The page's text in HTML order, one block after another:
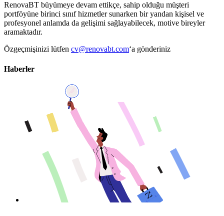
RenovaBT büyümeye devam ettikçe, sahip olduğu müşteri
portföyüne birinci sınıf hizmetler sunarken bir yandan kişisel ve
profesyonel anlamda da gelişimi sağlayabilecek, motive bireyler
aramaktadır.
Özgeçmişinizi lütfen cv@renovabt.com‘a gönderiniz
Haberler